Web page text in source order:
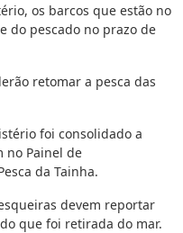
os barcos que estão no
do pescado no prazo de
retomar a pesca das
foi consolidado a
no Painel de
da Tainha.
devem reportar
que foi retirada do mar.